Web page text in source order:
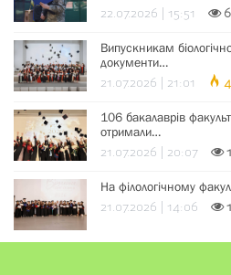
22.07.2026 | 15:51
Випускникам
документи…
21.07.2026 | 21:01
106 бакалаврів
отримали…
21.07.2026 | 20:07
На філологічному
21.07.2026 | 14:06